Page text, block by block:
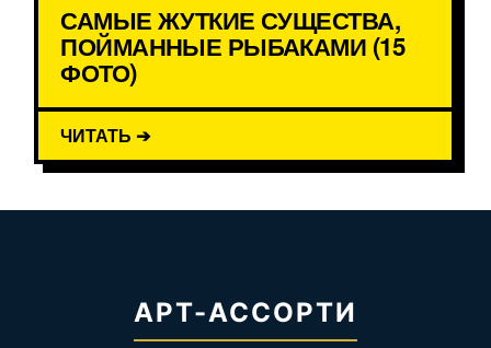
САМЫЕ ЖУТКИЕ СУЩЕСТВА,
ПОЙМАННЫЕ РЫБАКАМИ (15
ФОТО)
ЧИТАТЬ ➔
АРТ-АССОРТИ